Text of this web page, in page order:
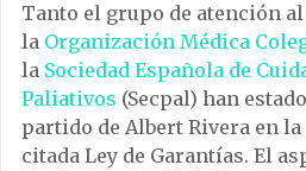
Tanto el grupo de atención
la Organización Médica
la Sociedad Española de
Paliativos (Secpal) han
partido de Albert Rivera en
citada Ley de Garantías. El